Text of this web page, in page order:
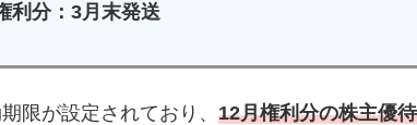
利分：3月末発送
限が設定されており、 12月権利分の株主優